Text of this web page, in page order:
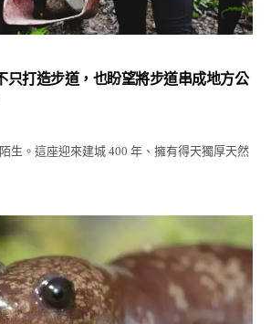
只打造步道，也盼望將步道串成地方公
生。這座迎來建城 400 年、擁有得天獨厚天然